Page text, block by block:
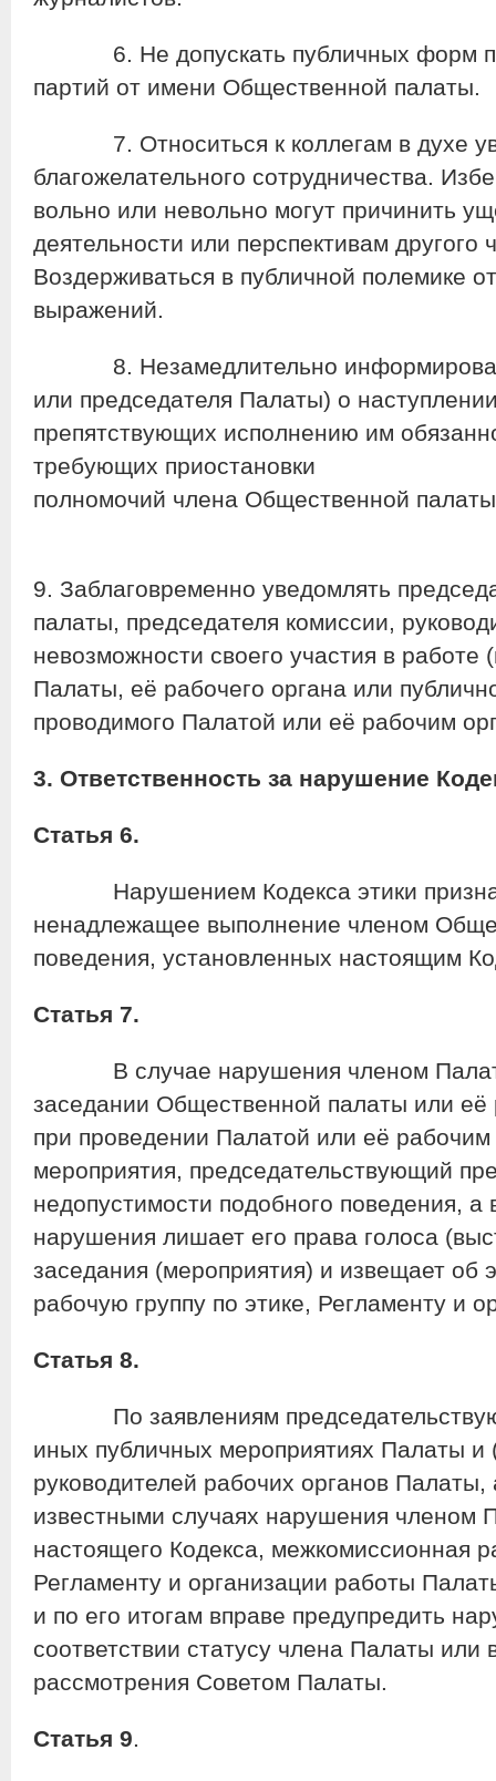
6. Не допускать публичных форм
партий от имени Общественной палаты.
7. Относиться к коллегам в духе
благожелательного сотрудничества.
вольно или невольно могут причинить
деятельности или перспективам другого
Воздерживаться в публичной полемике
выражений.
8. Незамедлительно
или председателя Палаты) о
препятствующих исполнению им
требующих приостановки
полномочий члена Общественной
9. Заблаговременно уведомлять
палаты, председателя комиссии,
невозможности своего участия в работе
Палаты, её рабочего органа или
проводимого Палатой или её рабочим
3. Ответственность за нарушение
Статья 6.
Нарушением Кодекса этики
ненадлежащее выполнение членом
поведения, установленных настоящим
Статья 7.
В случае нарушения членом Палаты
заседании Общественной палаты или её
при проведении Палатой или её рабочим
мероприятия, председательствующий
недопустимости подобного поведения, а
нарушения лишает его права голоса
заседания (мероприятия) и извещает об
рабочую группу по этике, Регламенту и
Статья 8.
По заявлениям
иных публичных мероприятиях Палаты и
руководителей рабочих органов
известными случаях нарушения членом
настоящего Кодекса, межкомиссионная
Регламенту и организации работы
и по его итогам вправе предупредить
соответствии статусу члена Палаты или
рассмотрения Советом Палаты.
Статья 9.